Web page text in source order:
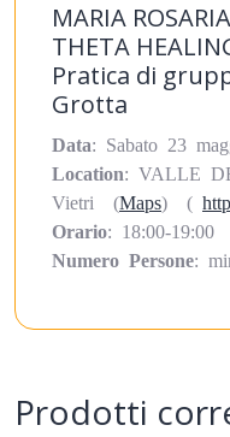
MARIA
THETA
Pratica di
Grotta
Data: Sabato 23
Location: VALLE
Vietri (Maps) (
Orario: 18:00-19:00
Numero Persone:
Prodotti